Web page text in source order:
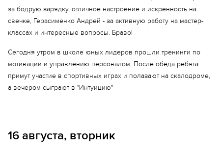
за бодрую зарядку, отличное настроение и искренность на
свечке, Герасименко Андрей - за активную работу на мастер-
классах и интересные вопросы. Браво!
Сегодня утром в школе юных лидеров прошли тренинги по
мотивации и управлению персоналом. После обеда ребята
примут участие в спортивных играх и полазают на скалодроме,
а вечером сыграют в "Интуицию"
16 августа, вторник